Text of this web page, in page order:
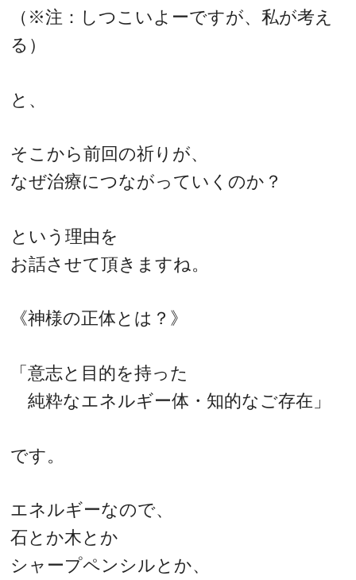
（※注：しつこいよーですが、私が考え
る）
と、
そこから前回の祈りが、
なぜ治療につながっていくのか？
という理由を
お話させて頂きますね。
《神様の正体とは？》
「意志と目的を持った
純粋なエネルギー体・知的なご存在」
です。
エネルギーなので、
石とか木とか
シャープペンシルとか、